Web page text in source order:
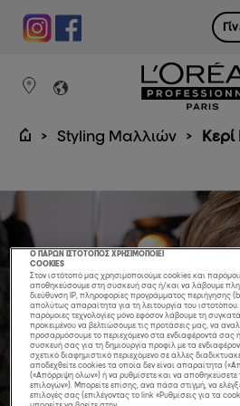
Styling Μαλλιών
Ο ΠΑΡΩΝ ΙΣΤΟΤΟΠΟΣ ΧΡΗΣΙΜΟΠΟΙΕΙ
COOKIES
Στον ιστότοπό μας χρησιμοποιούμε cookies και
αποθηκεύσουμε στη συσκευή σας ή/και να λάβουμε
διεύθυνση IP, πληροφορίες προγράμματος περιήγησης
απολύτως απαραίτητα για τη λειτουργία του
παρόμοιες τεχνολογίες μόνο εφόσον λάβουμε τη
προκειμένου να βελτιώσουμε τις προτάσεις μας, να
προσαρμόσουμε το περιεχόμενο στα ενδιαφέροντά σας
συσκευή σας για τη δημιουργία προφίλ με τα
σχετικό διαφημιστικό περιεχόμενο σε άλλες
αποδεχθείτε cookies τα οποία δεν είναι απαραίτητα
(«Απόρριψη όλων») ή να ρυθμίσετε και να
επιλογών»). Μπορείτε επίσης, ανά πάσα στιγμή, να
επιλογές σας (επιλέγοντας το link «Ρυθμίσεις για τα